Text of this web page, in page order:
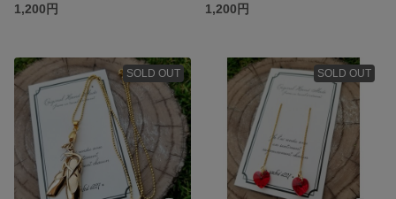
1,200円
1,200円
SOLD OUT SOLD OUT